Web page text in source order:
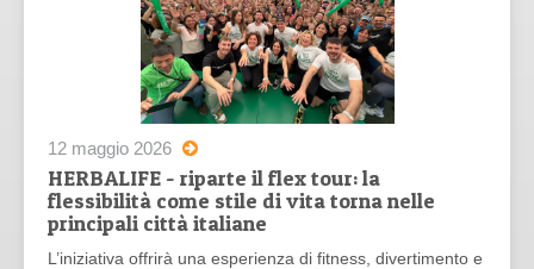
12 maggio 2026
HERBALIFE - riparte il flex tour: la
flessibilità come stile di vita torna nelle
principali città italiane
L’iniziativa offrirà una esperienza di fitness, divertimento e